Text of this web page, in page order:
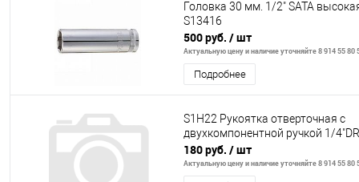
Головка 30 мм. 1/2" SATA
S13416
500 руб. / шт
Актуальную цену и наличие уточняйте 8 914 55 80
Подробнее
S1H22 Рукоятка отверточная с
двухкомпонентной ручкой 1/4"DR
180 руб. / шт
Актуальную цену и наличие уточняйте 8 914 55 80